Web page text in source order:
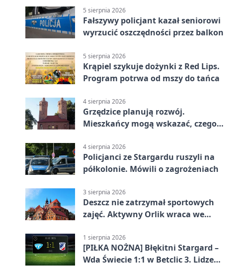
5 sierpnia 2026
Fałszywy policjant kazał seniorowi
wyrzucić oszczędności przez balkon
5 sierpnia 2026
Krąpiel szykuje dożynki z Red Lips.
Program potrwa od mszy do tańca
4 sierpnia 2026
Grzędzice planują rozwój.
Mieszkańcy mogą wskazać, czego
4 sierpnia 2026
Policjanci ze Stargardu ruszyli na
półkolonie. Mówili o zagrożeniach
3 sierpnia 2026
Deszcz nie zatrzymał sportowych
zajęć. Aktywny Orlik wraca we
1 sierpnia 2026
[PIŁKA NOŻNA] Błękitni Stargard –
Wda Świecie 1:1 w Betclic 3. Lidze